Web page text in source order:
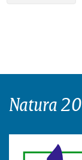
Natura